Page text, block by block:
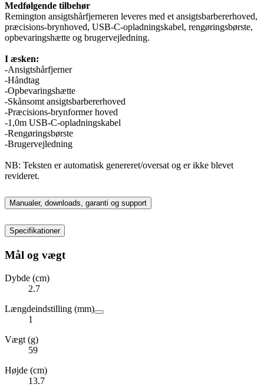
Medfølgende tilbehør
Remington ansigtshårfjerneren leveres med et ansigtsbarbererhoved,
præcisions-brynhoved, USB-C-opladningskabel, rengøringsbørste,
opbevaringshætte og brugervejledning.
I æsken:
-Ansigtshårfjerner
-Håndtag
-Opbevaringshætte
-Skånsomt ansigtsbarbererhoved
-Præcisions-brynformer hoved
-1,0m USB-C-opladningskabel
-Rengøringsbørste
-Brugervejledning
NB: Teksten er automatisk genereret/oversat og er ikke blevet
revideret.
Manualer, downloads, garanti og support
Specifikationer
Mål og vægt
Dybde (cm)
2.7
Længdeindstilling (mm)
1
Vægt (g)
59
Højde (cm)
13.7